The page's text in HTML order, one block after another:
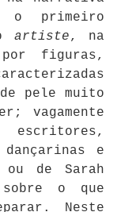
o primeiro
artiste, na
figuras,
pele muito
vagamente
e
de Sarah
sobre o que
Neste